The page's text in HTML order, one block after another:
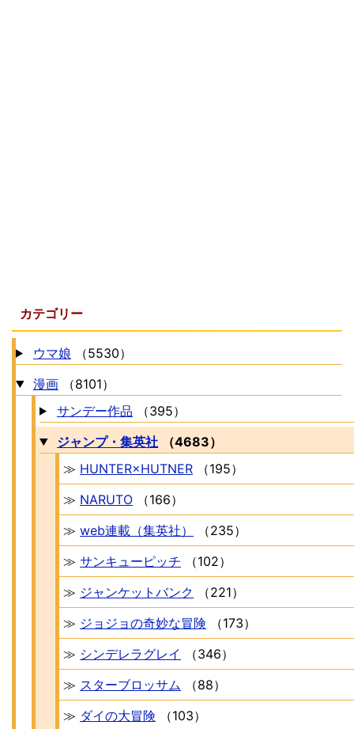
カテゴリー
ウマ娘
（5530）
漫画
（8101）
サンデー作品
（395）
ジャンプ・集英社
（4683）
≫ HUNTER×HUTNER
（195）
≫ NARUTO
（166）
≫ web連載（集英社）
（235）
≫ サンキューピッチ
（102）
≫ ジャンケットバンク
（221）
≫ ジョジョの奇妙な冒険
（173）
≫ シンデレラグレイ
（346）
≫ スターブロッサム
（88）
≫ ダイの大冒険
（103）